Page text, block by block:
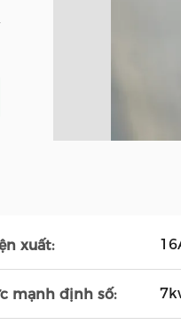
xuất:
mạnh định số: